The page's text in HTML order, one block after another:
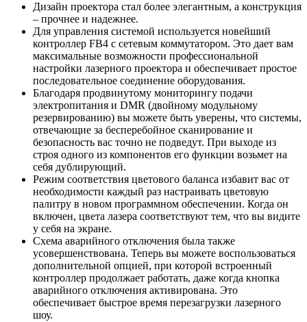
Дизайн проектора стал более элегантным, а конструкция
– прочнее и надежнее.
Для управления системой используется новейший
контроллер FB4 с сетевым коммутатором. Это дает вам
максимальные возможности профессиональной
настройки лазерного проектора и обеспечивает простое
последовательное соединение оборудования.
Благодаря продвинутому мониторингу подачи
электропитания и DMR (двойному модульному
резервированию) вы можете быть уверены, что системы,
отвечающие за бесперебойное сканирование и
безопасность вас точно не подведут. При выходе из
строя одного из компонентов его функции возьмет на
себя дублирующий.
Режим соответствия цветового баланса избавит вас от
необходимости каждый раз настраивать цветовую
палитру в новом программном обеспечении. Когда он
включен, цвета лазера соответствуют тем, что вы видите
у себя на экране.
Схема аварийного отключения была также
усовершенствована. Теперь вы можете воспользоваться
дополнительной опцией, при которой встроенный
контроллер продолжает работать, даже когда кнопка
аварийного отключения активирована. Это
обеспечивает быстрое время перезагрузки лазерного
шоу.